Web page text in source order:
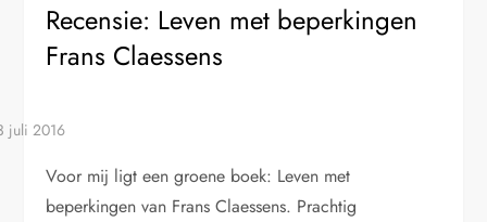
Recensie: Leven met beperkingen
Frans Claessens
Voor mij ligt een groene boek: Leven met
beperkingen van Frans Claessens. Prachtig